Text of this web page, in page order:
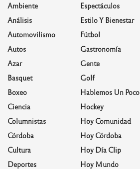
Ambiente
Análisis
Automovilismo
Autos
Azar
Basquet
Boxeo
Ciencia
Columnistas
Córdoba
Cultura
Deportes
Espectáculos
Estilo Y Bienestar
Fútbol
Gastronomía
Gente
Golf
Hablemos Un Poco
Hockey
Hoy Comunidad
Hoy Córdoba
Hoy Día Clip
Hoy Mundo